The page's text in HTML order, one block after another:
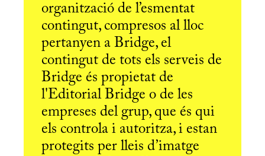
organització de l’esmentat
contingut, compresos al lloc
pertanyen a Bridge, el
contingut de tots els serveis de
Bridge és propietat de
l'Editorial Bridge o de les
empreses del grup, que és qui
els controla i autoritza, i estan
protegits per lleis d’imatge